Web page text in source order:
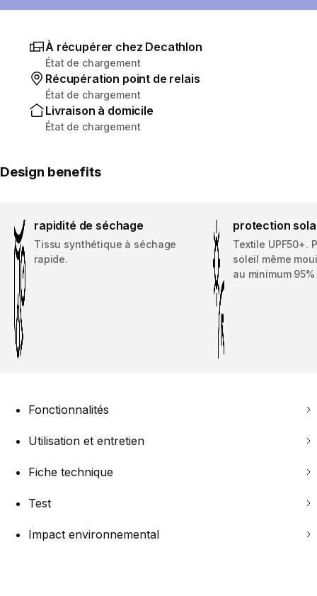
À récupérer chez Decathlon
État de chargement
Récupération point de relais
État de chargement
Livraison à domicile
État de chargement
Design benefits
rapidité de séchage
Tissu synthétique à séchage
rapide.
protection
Textile UPF50+.
soleil même
au minimum
Fonctionnalités
Utilisation et entretien
Fiche technique
Test
Impact environnemental